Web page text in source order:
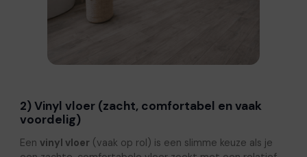
2) Vinyl vloer (zacht, comfortabel en vaak
voordelig)
Een vinyl vloer (vaak op rol) is een slimme keuze als je